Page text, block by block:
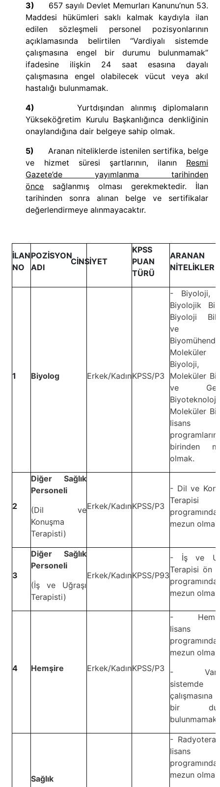
3) 657 sayılı Devlet Memurları Kanunu’nun 53.
Maddesi hükümleri saklı kalmak kaydıyla ilan
edilen sözleşmeli personel pozisyonlarının
açıklamasında belirtilen “Vardiyalı sistemde
çalışmasına engel bir durumu bulunmamak”
ifadesine ilişkin 24 saat esasına dayalı
çalışmasına engel olabilecek vücut veya akıl
hastalığı bulunmamak.
4)Yurtdışından alınmış diplomaların
Yükseköğretim Kurulu Başkanlığınca denkliğinin
onaylandığına dair belgeye sahip olmak.
5) Aranan niteliklerde istenilen sertifika, belge
ve hizmet süresi şartlarının, ilanın Resmi
Gazete’de yayımlanma tarihinden
önce sağlanmış olması gerekmektedir. İlan
tarihinden sonra alınan belge ve sertifikalar
değerlendirmeye alınmayacaktır.
İLAN
NO
POZİSYON
ADI
CİNSİYET
KPSS
PUAN
TÜRÜ
ARANAN
NİTELİKLER
1 Biyolog Erkek/KadınKPSS/P3
- Biyoloji,
Biyolojik
Biyoloji
ve
Moleküler
Biyoloji,
Moleküler
ve
Moleküler
lisans
birinden
olmak.
2
Diğer Sağlık
Personeli
(Dil ve
Konuşma
Terapisti)
Erkek/KadınKPSS/P3
- Dil ve
Terapisi
mezun
3
Diğer Sağlık
Personeli
(İş ve Uğraşı
Terapisti)
Erkek/KadınKPSS/P93
- İş ve
Terapisi ön
mezun
4 Hemşire Erkek/KadınKPSS/P3
-
lisans
mezun
-
sistemde
çalışmasına
bir
bulunmamak.
Sağlık
-
lisans
mezun